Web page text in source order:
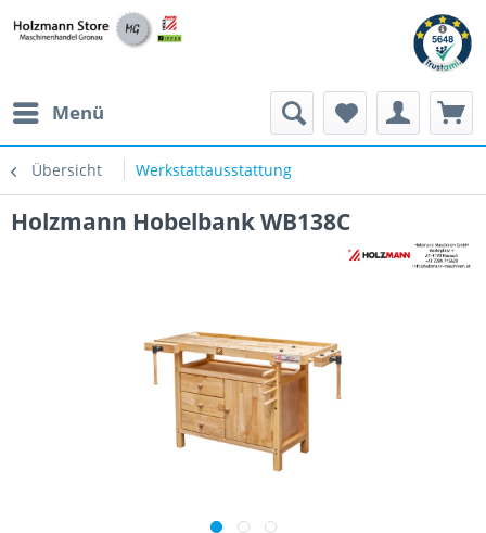
Menü
Übersicht Werkstattausstattung
Holzmann Hobelbank WB138C